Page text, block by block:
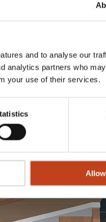
and to analyse our
analytics partners who
your use of their services.